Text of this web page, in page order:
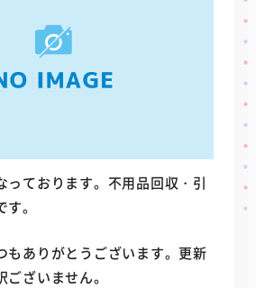
っております。不用品回収・引
。
もありがとうございます。更新
ざいません。